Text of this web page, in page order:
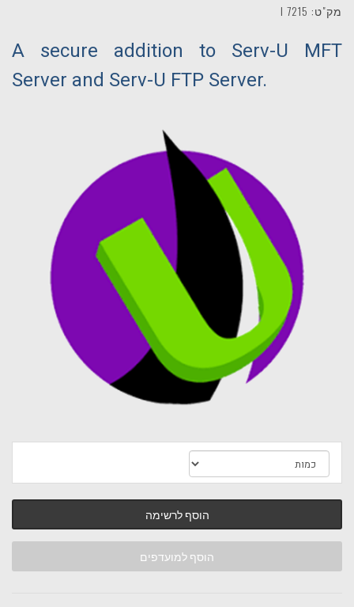
מק"ט: 7215 I
A secure addition to Serv-U MFT
Server and Serv-U FTP Server.
הוסף לרשימה
הוסף למועדפים